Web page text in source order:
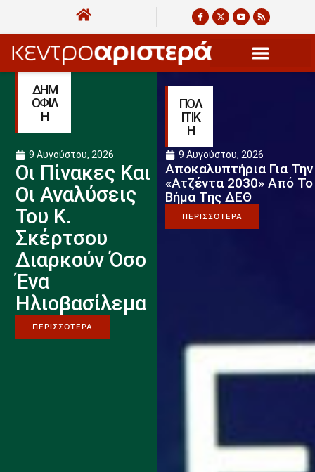
ΔΗΜ
ΟΦΙΛ
Η
9 Αυγούστου, 2026
Οι Πίνακες Και
Οι Αναλύσεις
Του Κ.
Σκέρτσου
Διαρκούν Όσο
Ένα
Ηλιοβασίλεμα
ΠΕΡΙΣΣΟΤΕΡΑ
ΠΟΛ
ΙΤΙΚ
Η
9 Αυγούστου, 2026
Αποκαλυπτήρια Για Την
«Ατζέντα 2030» Από Το
Βήμα Της ΔΕΘ
ΠΕΡΙΣΣΟΤΕΡΑ